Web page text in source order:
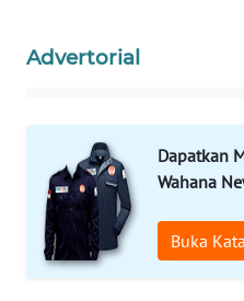
Advertorial
Dapatkan
Wahana
Buka
TRAVEL
WAHANANEWS
ID
WAHANANEWS